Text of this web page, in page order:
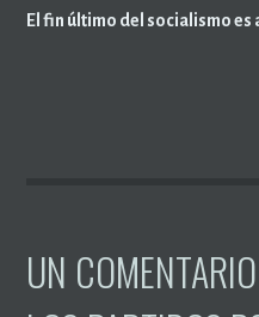
El fin último del socialismo
UN